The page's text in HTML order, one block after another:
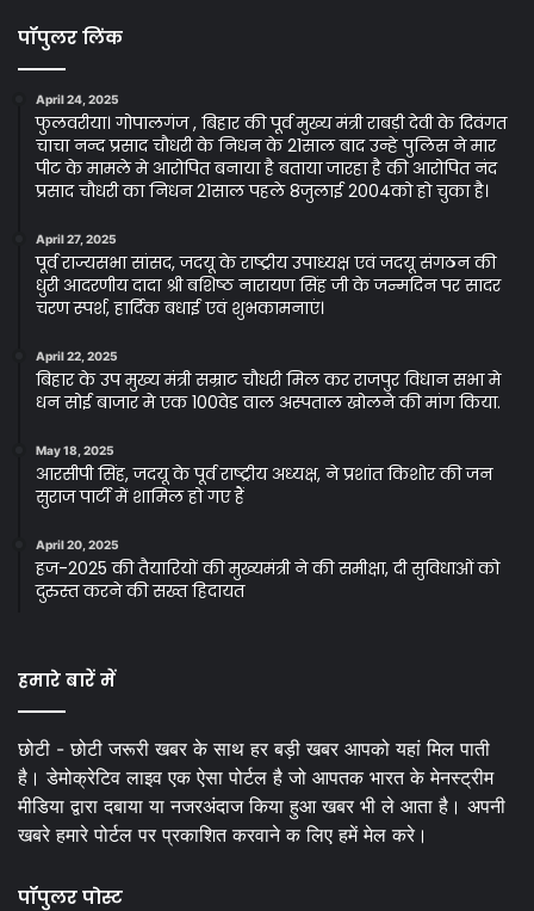
पॉपुलर लिंक
April 24, 2025
फुलवरीया। गोपालगंज , बिहार की पूर्व मुख्य मंत्री राबड़ी देवी के दिवंगत
चाचा नन्द प्रसाद चौधरी के निधन के 21साल बाद उन्हे पुलिस ने मार
पीट के मामले मे आरोपित बनाया है बताया जारहा है की आरोपित नंद
प्रसाद चौधरी का निधन 21साल पहले 8जुलाई 2004को हो चुका है।
April 27, 2025
पूर्व राज्यसभा सांसद, जदयू के राष्ट्रीय उपाध्यक्ष एवं जदयू संगठन की
धुरी आदरणीय दादा श्री बशिष्ठ नारायण सिंह जी के जन्मदिन पर सादर
चरण स्पर्श, हार्दिक बधाई एवं शुभकामनाएं।
April 22, 2025
बिहार के उप मुख्य मंत्री सम्राट चौधरी मिल कर राजपुर विधान सभा मे
धन सोई बाजार मे एक 100वेड वाल अस्पताल खोलने की मांग किया.
May 18, 2025
आरसीपी सिंह, जदयू के पूर्व राष्ट्रीय अध्यक्ष, ने प्रशांत किशोर की जन
सुराज पार्टी में शामिल हो गए हैं
April 20, 2025
हज-2025 की तैयारियों की मुख्यमंत्री ने की समीक्षा, दी सुविधाओं को
दुरुस्त करने की सख्त हिदायत
हमारे बारें में
छोटी - छोटी जरूरी खबर के साथ हर बड़ी खबर आपको यहां मिल पाती
है। डेमोक्रेटिव लाइव एक ऐसा पोर्टल है जो आपतक भारत के मेनस्ट्रीम
मीडिया द्वारा दबाया या नजरअंदाज किया हुआ खबर भी ले आता है। अपनी
खबरे हमारे पोर्टल पर प्रकाशित करवाने क लिए हमें मेल करे।
पॉपुलर पोस्ट